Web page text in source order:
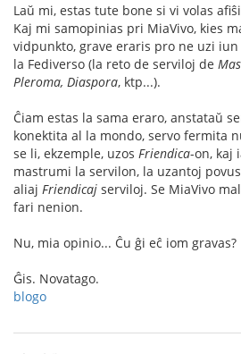
Laŭ mi, estas tute bone si vi volas
Kaj mi samopinias pri MiaVivo, kies
vidpunkto, grave eraris pro ne uzi
la Fediverso (la reto de serviloj de
Pleroma, Diaspora, ktp...).
Ĉiam estas la sama eraro, anstataŭ
konektita al la mondo, servo fermita
se li, ekzemple, uzos Friendica-on, kaj
mastrumi la servilon, la uzantoj
aliaj Friendicaj serviloj. Se MiaVivo
fari nenion.
Nu, mia opinio... Ĉu ĝi eĉ iom gravas?
Ĝis. Novatago.
blogo